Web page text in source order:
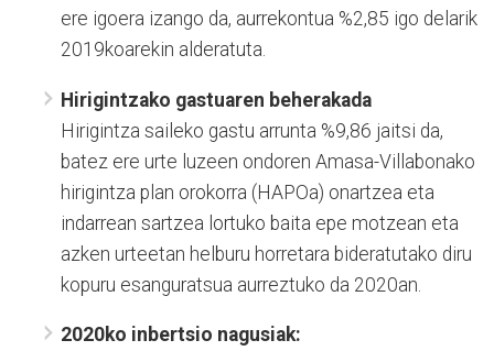
ere igoera izango da, aurrekontua %2,85 igo delarik
2019koarekin alderatuta.
Hirigintzako gastuaren beherakada
Hirigintza saileko gastu arrunta %9,86 jaitsi da,
batez ere urte luzeen ondoren Amasa-Villabonako
hirigintza plan orokorra (HAPOa) onartzea eta
indarrean sartzea lortuko baita epe motzean eta
azken urteetan helburu horretara bideratutako diru
kopuru esanguratsua aurreztuko da 2020an.
2020ko inbertsio nagusiak: